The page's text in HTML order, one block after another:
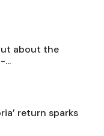
about the
return sparks